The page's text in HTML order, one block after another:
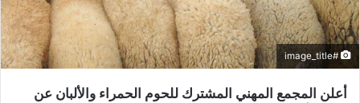
#image_title
أعلن المجمع المهني المشترك للحوم الحمراء والألبان عن